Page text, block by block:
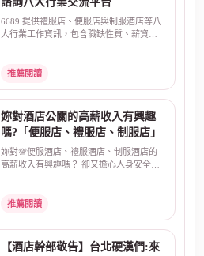
6689 提供禮服店、便服店與制服酒店等八
大行業工作資訊，包含職缺性質、薪資算
推薦閱讀
妳對酒店公關的高薪收入有興趣
嗎?「便服店、禮服店、制服店」
妳對💯便服酒店、禮服酒店、制服酒店的
高薪收入有興趣嗎？ 卻又擔心人身安全、
推薦閱讀
【酒店幹部敬告】台北硬漢們:來